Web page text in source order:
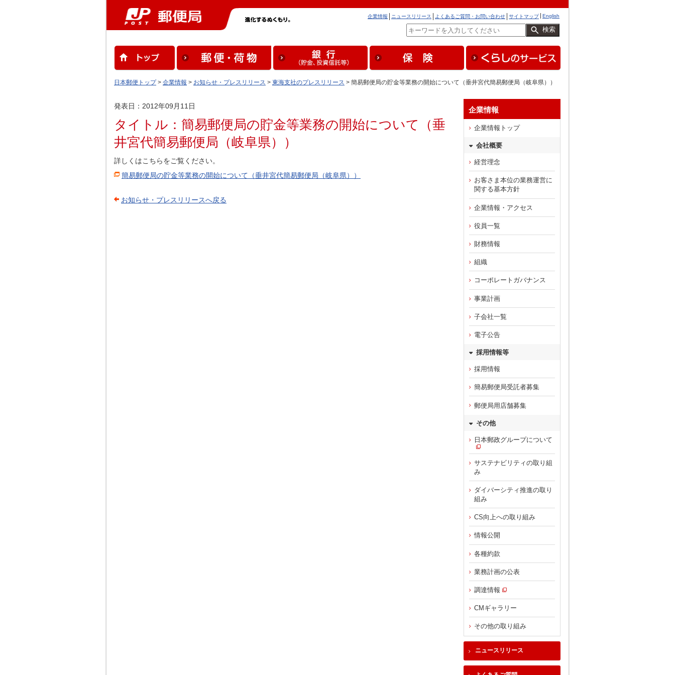
English
サイトマップ
よくあるご質問・お問い合わせ
ニュースリリース
企業情報
検索
日本郵便トップ> 企業情報 > お知らせ・プレスリリース > 東海支社のプレスリリース > 簡易郵便局の貯金等業務の開始について（垂井宮代簡易郵便局（岐阜県））
発表日：2012年09月11日
タイトル：簡易郵便局の貯金等業務の開始について（垂
井宮代簡易郵便局（岐阜県））
詳しくはこちらをご覧ください。
簡易郵便局の貯金等業務の開始について（垂井宮代簡易郵便局（岐阜県））
お知らせ・プレスリリースへ戻る
企業情報
企業情報トップ
会社概要
経営理念
お客さま本位の業務運営に
関する基本方針
企業情報・アクセス
役員一覧
財務情報
組織
コーポレートガバナンス
事業計画
子会社一覧
電子公告
採用情報等
採用情報
簡易郵便局受託者募集
郵便局用店舗募集
その他
日本郵政グループについて
サステナビリティの取り組
み
ダイバーシティ推進の取り
組み
CS向上への取り組み
情報公開
各種約款
業務計画の公表
調達情報
CMギャラリー
その他の取り組み
ニュースリリース